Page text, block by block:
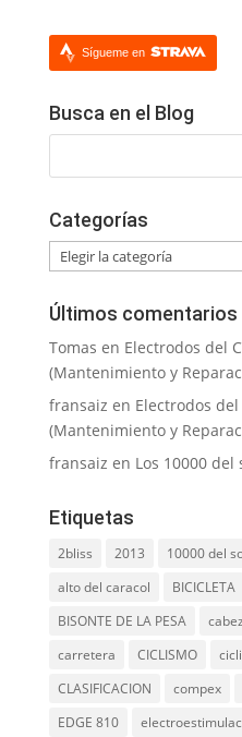
Sígueme en
Busca en el Blog
Categorías
Categorías
Últimos comentarios
Tomas en Electrodos del
(Mantenimiento y
fransaiz en Electrodos
(Mantenimiento y
fransaiz en Los 10000 del
Etiquetas
2bliss 2013 10000 del
alto del caracol
BICICLETA
BISONTE DE LA PESA
carretera
CICLISMO
CLASIFICACION
compex
EDGE 810